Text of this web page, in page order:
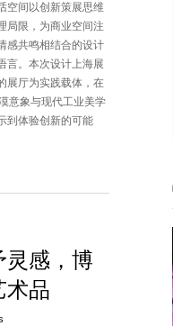
空间以创新策展思维
局限，为商业空间注
感共鸣相结合的设计
言。本次设计上海展
展厅为实践载体，在
意象与现代工业美学
到体验创新的可能
灵感，博
术品